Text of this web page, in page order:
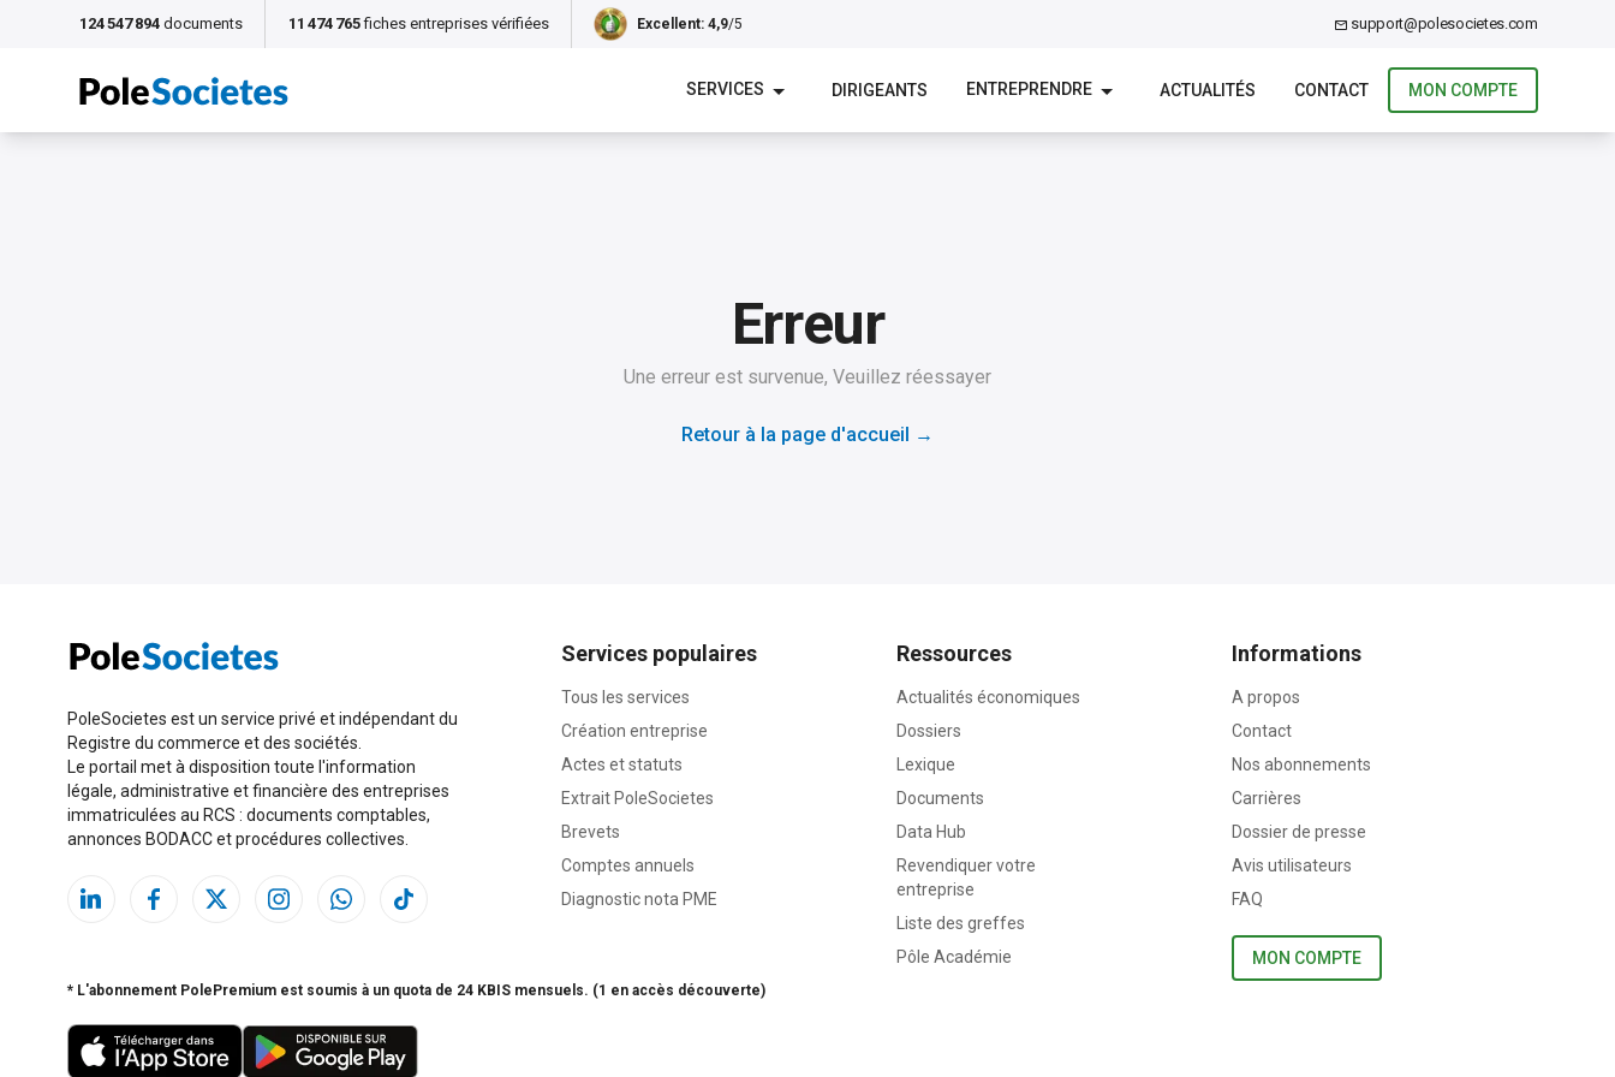
124 547 894 documents 11 474 765 fiches entreprises vérifiées Excellent: 4,9/5 support@polesocietes.com
SERVICES DIRIGEANTS ENTREPRENDRE ACTUALITÉS CONTACT MON COMPTE
Erreur
Une erreur est survenue, Veuillez réessayer
Retour à la page d'accueil →
PoleSocietes est un service privé et indépendant du
Registre du commerce et des sociétés.
Le portail met à disposition toute l'information
légale, administrative et financière des entreprises
immatriculées au RCS : documents comptables,
annonces BODACC et procédures collectives.
Services populaires
Tous les services
Création entreprise
Actes et statuts
Extrait PoleSocietes
Brevets
Comptes annuels
Diagnostic nota PME
Ressources
Actualités économiques
Dossiers
Lexique
Documents
Data Hub
Revendiquer votre
entreprise
Liste des greffes
Pôle Académie
Informations
A propos
Contact
Nos abonnements
Carrières
Dossier de presse
Avis utilisateurs
FAQ
MON COMPTE
* L'abonnement PolePremium est soumis à un quota de 24 KBIS mensuels. (1 en accès découverte)